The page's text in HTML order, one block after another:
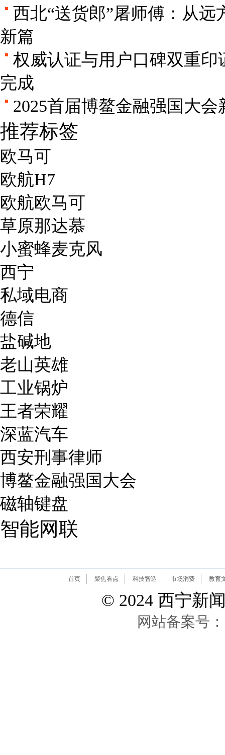
西北“送货郎”屠师傅：从
新篇
权威认证与用户口碑双重印
完成
2025首届博鳌金融强国大
推荐标签
欧马可
欧航H7
欧航欧马可
草原那达慕
小蜜蜂麦克风
西宁
私域电商
德信
盐碱地
老山英雄
工业锅炉
王者荣耀
深蓝汽车
西安刑事律师
博鳌金融强国大会
磁轴键盘
智能网联
首页 聚焦看点 科技智造 市场消费 教育
© 2024 西宁新
网站备案号：